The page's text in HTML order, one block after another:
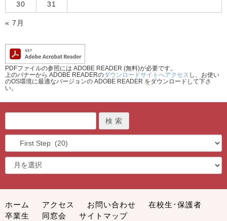
30 31
« 7月
PDFファイルの参照には ADOBE READER (無料)が必要です。
上のバナーから ADOBE READERのダウンロードサイトへアクセス し、お使い
のOS環境に最適なバージョンの ADOBE READER をダウンロードして下さ
い。
ホーム アクセス お問い合わせ
在校生･保護者
卒業生
同窓会 サイトマップ